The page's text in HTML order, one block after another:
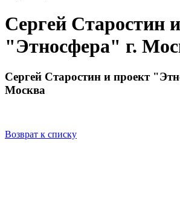
Сергей Старостин
"Этносфера" г.
Сергей Старостин и проект
Москва
Возврат к списку